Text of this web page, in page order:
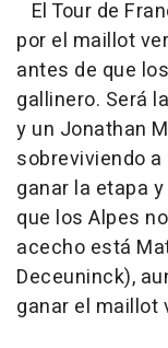
El Tour de
por el maillot
antes de que
gallinero. Será
y un Jonathan
sobreviviendo
ganar la etapa
que los Alpes
acecho está
Deceuninck),
ganar el maillot